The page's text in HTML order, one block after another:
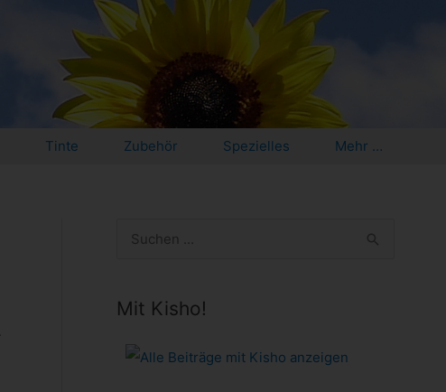
Tinte Zubehör Spezielles Mehr …
h
Mit Kisho!